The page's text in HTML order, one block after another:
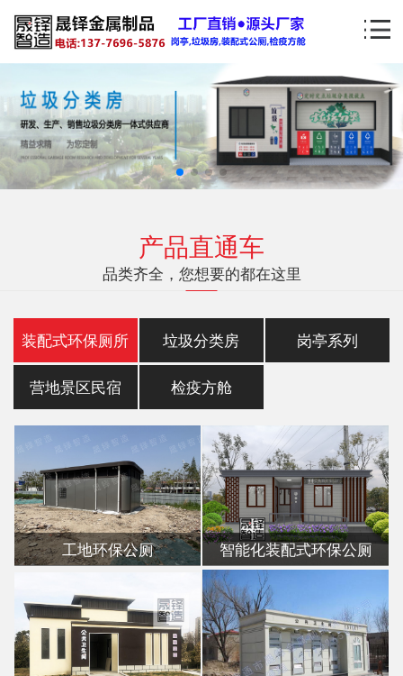
产品直通车
品类齐全，您想要的都在这里
装配式环保厕所 垃圾分类房 岗亭系列
营地景区民宿 检疫方舱
工地环保公厕 智能化装配式环保公厕